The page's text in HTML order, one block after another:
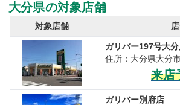
大分県の対象店舗
対象店舗
ガリバー197号大
住所：大分県大分
来店
ガリバー別府店